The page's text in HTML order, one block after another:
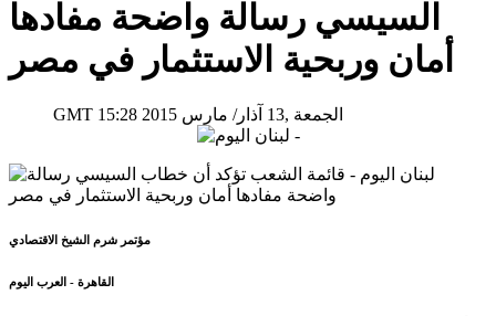
السيسي رسالة واضحة مفادها
أمان وربحية الاستثمار في مصر
GMT 15:28 2015 الجمعة ,13 آذار/ مارس
مؤتمر شرم الشيخ الاقتصادي
القاهرة - العرب اليوم